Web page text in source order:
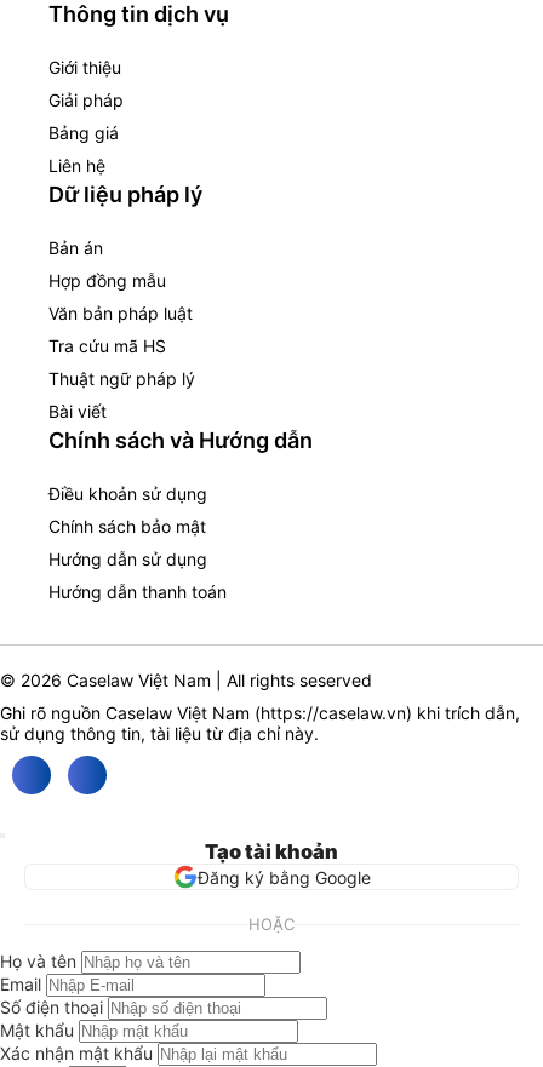
Thông tin dịch vụ
Giới thiệu
Giải pháp
Bảng giá
Liên hệ
Dữ liệu pháp lý
Bản án
Hợp đồng mẫu
Văn bản pháp luật
Tra cứu mã HS
Thuật ngữ pháp lý
Bài viết
Chính sách và Hướng dẫn
Điều khoản sử dụng
Chính sách bảo mật
Hướng dẫn sử dụng
Hướng dẫn thanh toán
© 2026 Caselaw Việt Nam | All rights seserved
Ghi rõ nguồn Caselaw Việt Nam (https://caselaw.vn) khi trích dẫn,
sử dụng thông tin, tài liệu từ địa chỉ này.
Tạo tài khoản
Đăng ký bằng Google
HOẶC
Họ và tên
Email
Số điện thoại
Mật khẩu
Xác nhận mật khẩu